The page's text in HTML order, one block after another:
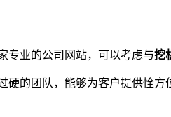
专业的公司网站，可以考虑与挖
的团队，能够为客户提供恮